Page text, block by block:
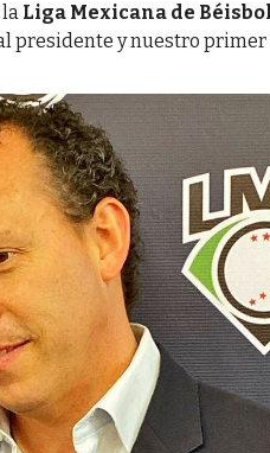
la Liga Mexicana de
presidente y nuestro